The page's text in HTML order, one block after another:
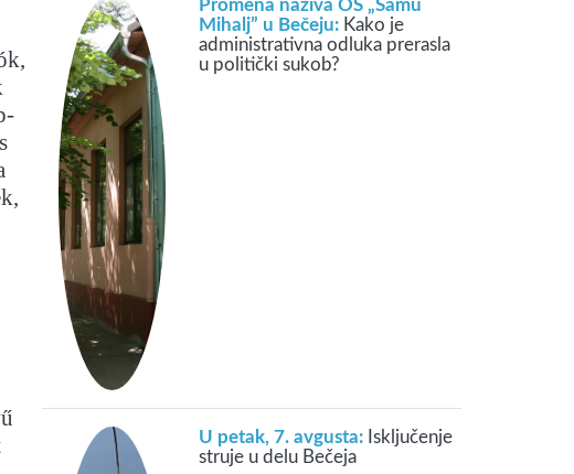
Promena naziva OŠ „Šamu
Mihalj” u Bečeju: Kako je
administrativna odluka prerasla
u politički sukob?
U petak, 7. avgusta: Isključenje
struje u delu Bečeja